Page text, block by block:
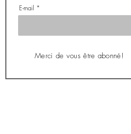
E-mail
Merci de vous être abonné!